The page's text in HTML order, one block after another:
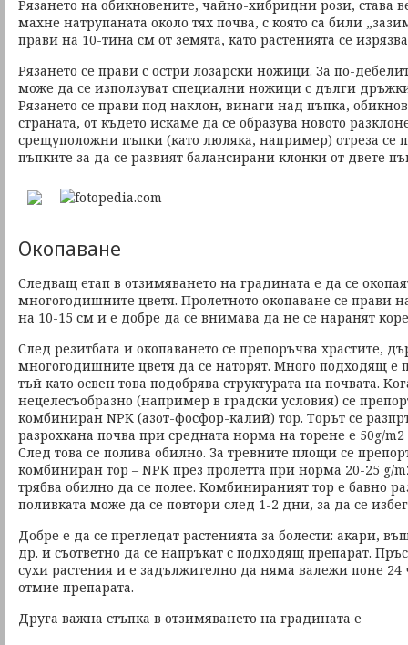
Рязането на обикновените, чайно-хибридни рози, става
махне натрупаната около тях почва, с която са били
прави на 10-тина см от земята, като растенията се
Рязането се прави с остри лозарски ножици. За по-
може да се използуват специални ножици с дълги
Рязането се прави под наклон, винаги над пъпка,
страната, от където искаме да се образува новото
срещуположни пъпки (като люляка, например) отреза се
пъпките за да се развият балансирани клонки от двете
Окопаване
Следващ етап в отзимяването на градината е да се
многогодишните цветя. Пролетното окопаване се прави
на 10-15 см и е добре да се внимава да не се наранят
След резитбата и окопаването се препоръчва храстите,
многогодишните цветя да се наторят. Много подходящ е
тъй като освен това подобрява структурата на почвата.
нецелесъобразно (например в градски условия) се
комбиниран NPK (азот-фосфор-калий) тор. Торът се
разрохкана почва при средната норма на торене е 50g/
След това се полива обилно. За тревните площи се
комбиниран тор – NPK през пролетта при норма 20-25 g/
трябва обилно да се полее. Комбинираният тор е бавно
поливката може да се повтори след 1-2 дни, за да се
Добре е да се прегледат растенията за болести: акари,
др. и съответно да се напръкат с подходящ препарат.
сухи растения и е задължително да няма валежи поне 24
отмие препарата.
Друга важна стъпка в отзимяването на градината е